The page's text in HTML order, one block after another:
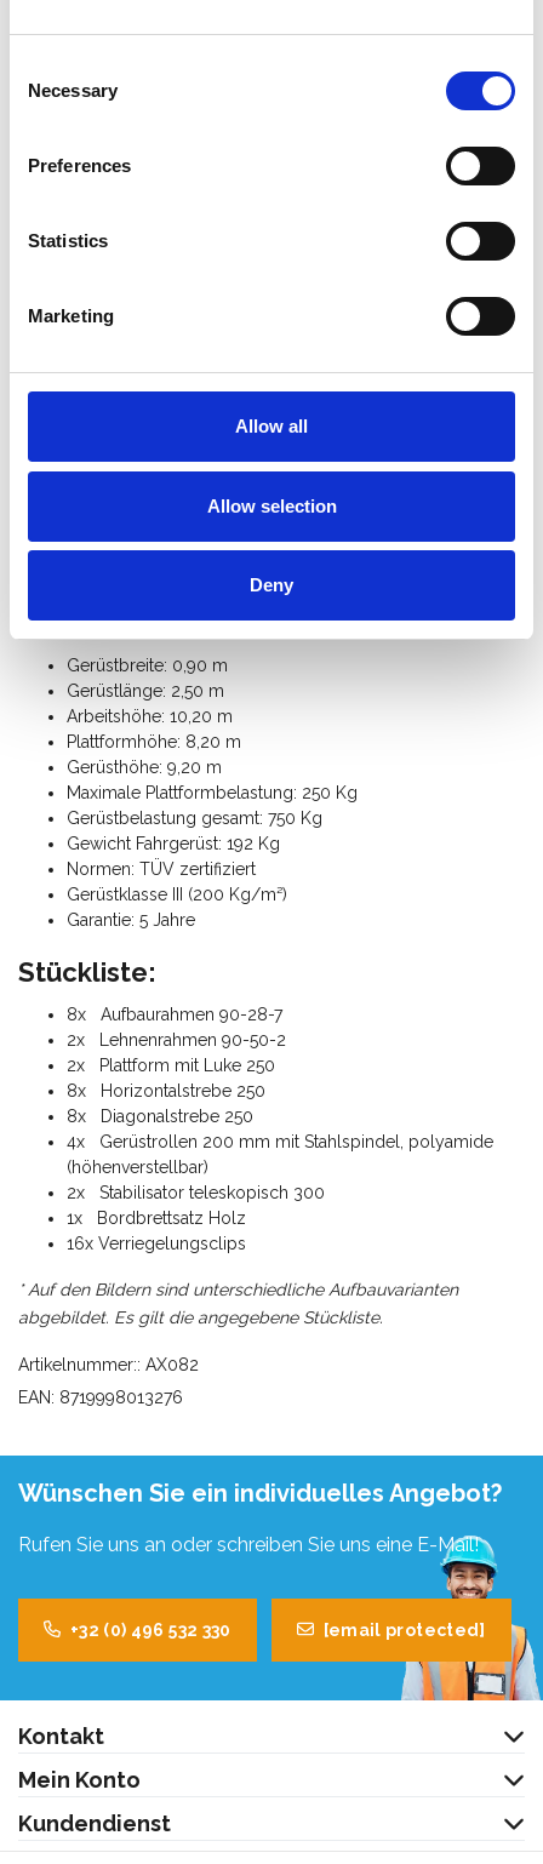
Selection
Necessary
Preferences
Statistics
Marketing
Allow all
Allow selection
Deny
Carbonbelag. Eine
Plattform mit Carbonboden ist 25%
und Außenbereich
Das ASC Universal-Rollgerüst mit Streben ist standard
25 cm höhenverstellbar sind.
Das ASC 90er-Rahmenbreite Rollgerüst ist mit einem
Schneller Auf- und Abbau durch den
innovativen
mit integrierter Aushebesicherung.
Bordbrettsatzausgestattet, der verhindert, dass
Materialien oder Werkzeuge von die Plattform fallen.
Mit zusätzlichenGerüstteilenkönnen Sie dieses Universal-
Klicken Sie hier für dieAnleitung des ASC Universal-
Spezifikationen:
Gerüstbreite: 0,90 m
Gerüstlänge: 2,50 m
Arbeitshöhe: 10,20 m
Plattformhöhe: 8,20 m
Gerüsthöhe: 9,20 m
Maximale Plattformbelastung: 250 Kg
Gerüstbelastung gesamt: 750 Kg
Gewicht Fahrgerüst: 192 Kg
Normen: TÜV zertifiziert
Gerüstklasse III (200 Kg/m²)
Garantie: 5 Jahre
Stückliste:
8x Aufbaurahmen 90-28-7
2x Lehnenrahmen 90-50-2
2x Plattform mit Luke 250
8x Horizontalstrebe 250
8x Diagonalstrebe 250
4x Gerüstrollen 200 mm mit Stahlspindel, polyamide
(höhenverstellbar)
2x Stabilisator teleskopisch 300
1x Bordbrettsatz Holz
16x Verriegelungsclips
* Auf den Bildern sind unterschiedliche Aufbauvarianten
abgebildet. Es gilt die angegebene Stückliste.
Artikelnummer:: AX082
EAN: 8719998013276
Wünschen Sie ein individuelles Angebot?
Rufen Sie uns an oder schreiben Sie uns eine E-Mail!
+32 (0) 496 532 330 [email protected]
Kontakt
Mein Konto
Kundendienst